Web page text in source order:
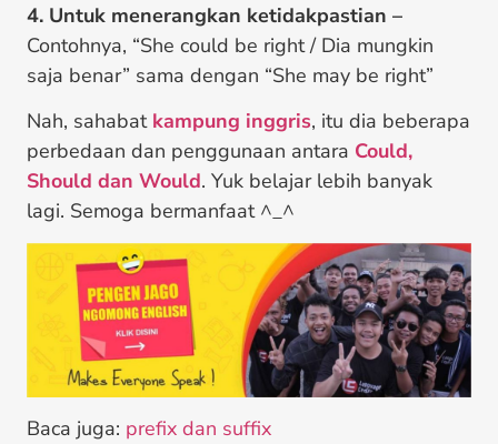
4. Untuk menerangkan ketidakpastian –
Contohnya, “She could be right / Dia mungkin
saja benar” sama dengan “She may be right”
Nah, sahabatkampung inggris, itu dia beberapa
perbedaan dan penggunaan antara Could,
Should dan Would. Yuk belajar lebih banyak
lagi. Semoga bermanfaat ^_^
Baca juga: prefix dan suffix